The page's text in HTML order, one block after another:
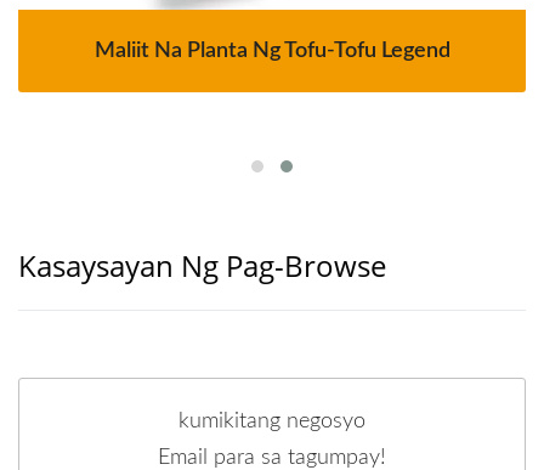
Maliit Na Planta Ng Tofu-Tofu Legend
Kasaysayan Ng Pag-Browse
kumikitang negosyo
Email para sa tagumpay!